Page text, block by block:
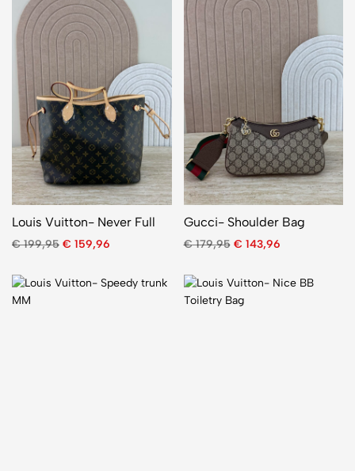
Louis Vuitton- Never Full
€199,95 € 159,96
Gucci- Shoulder Bag
€179,95 € 143,96